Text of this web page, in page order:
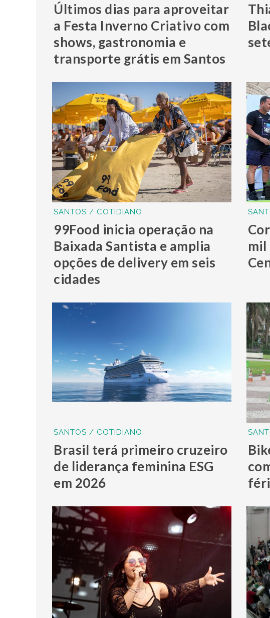
Últimos dias para aproveitar
a Festa Inverno Criativo com
shows, gastronomia e
transporte grátis em Santos
SANTOS / COTIDIANO
99Food inicia operação na
Baixada Santista e amplia
opções de delivery em seis
cidades
mil
SANTOS / COTIDIANO
Brasil terá primeiro cruzeiro
de liderança feminina ESG
em 2026